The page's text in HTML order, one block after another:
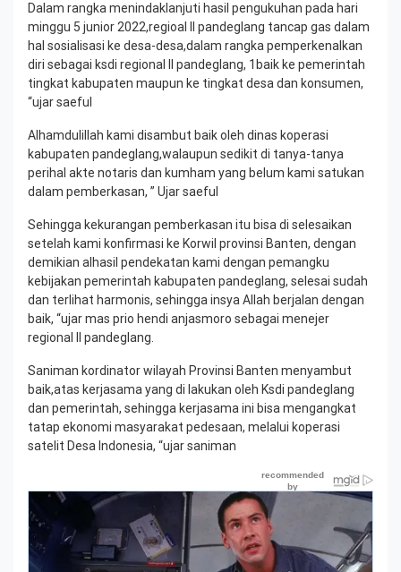
Dalam rangka menindaklanjuti hasil pengukuhan pada hari
minggu 5 junior 2022,regioal II pandeglang tancap gas dalam
hal sosialisasi ke desa-desa,dalam rangka pemperkenalkan
diri sebagai ksdi regional II pandeglang, 1baik ke pemerintah
tingkat kabupaten maupun ke tingkat desa dan konsumen,
“ujar saeful
Alhamdulillah kami disambut baik oleh dinas koperasi
kabupaten pandeglang,walaupun sedikit di tanya-tanya
perihal akte notaris dan kumham yang belum kami satukan
dalam pemberkasan, ” Ujar saeful
Sehingga kekurangan pemberkasan itu bisa di selesaikan
setelah kami konfirmasi ke Korwil provinsi Banten, dengan
demikian alhasil pendekatan kami dengan pemangku
kebijakan pemerintah kabupaten pandeglang, selesai sudah
dan terlihat harmonis, sehingga insya Allah berjalan dengan
baik, “ujar mas prio hendi anjasmoro sebagai menejer
regional II pandeglang.
Saniman kordinator wilayah Provinsi Banten menyambut
baik,atas kerjasama yang di lakukan oleh Ksdi pandeglang
dan pemerintah, sehingga kerjasama ini bisa mengangkat
tatap ekonomi masyarakat pedesaan, melalui koperasi
satelit Desa Indonesia, “ujar saniman